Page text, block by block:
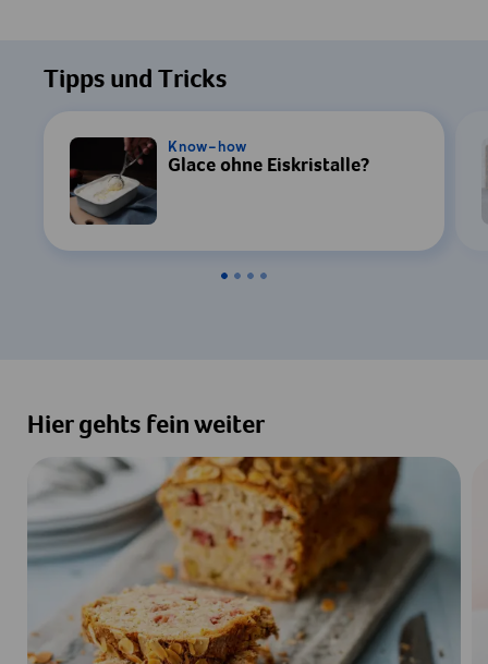
Ihre Zustimmung zur Datenverarbeitung
durch YouTube erforderlich. Details finden
Einstellungen
Tipps und Tricks
Know-how
Glace ohne Eiskristalle?
Hier gehts fein weiter